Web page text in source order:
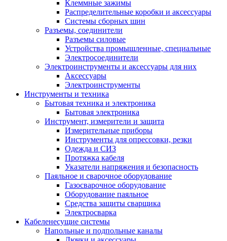
Клеммные зажимы
Распределительные коробки и аксессуары
Системы сборных шин
Разъемы, соединители
Разъемы силовые
Устройства промышленные, специальные
Электросоединители
Электроинструменты и аксессуары для них
Аксессуары
Электроинструменты
Инструменты и техника
Бытовая техника и электроника
Бытовая электроника
Инструмент, измерители и защита
Измерительные приборы
Инструменты для опрессовки, резки
Одежда и СИЗ
Протяжка кабеля
Указатели напряжения и безопасность
Паяльное и сварочное оборудование
Газосварочное оборудование
Оборудование паяльное
Средства защиты сварщика
Электросварка
Кабеленесущие системы
Напольные и подпольные каналы